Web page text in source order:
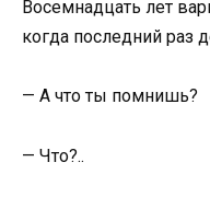
Восемнадцать лет
когда последний раз
— А что ты помнишь?
— Что?..